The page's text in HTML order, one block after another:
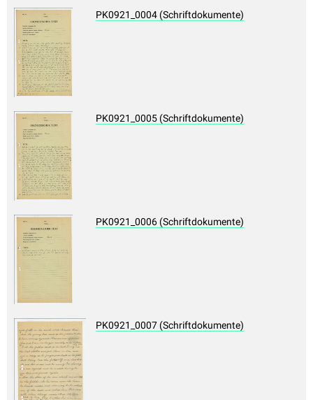
PK0921_0004 (Schriftdokumente)
PK0921_0005 (Schriftdokumente)
PK0921_0006 (Schriftdokumente)
PK0921_0007 (Schriftdokumente)